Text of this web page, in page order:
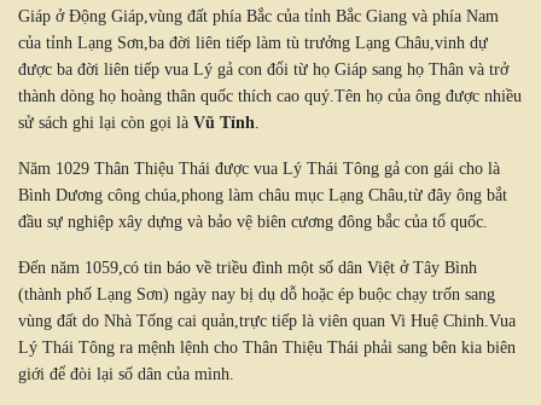
Giáp ở Động Giáp,vùng đất phía Bắc của tỉnh Bắc Giang và phía Nam
của tỉnh Lạng Sơn,ba đời liên tiếp làm tù trưởng Lạng Châu,vinh dự
được ba đời liên tiếp vua Lý gả con đổi từ họ Giáp sang họ Thân và trở
thành dòng họ hoàng thân quốc thích cao quý.Tên họ của ông được nhiều
sử sách ghi lại còn gọi là Vũ Tỉnh
Năm 1029 Thân Thiệu Thái được vua Lý Thái Tông gả con gái cho là
Bình Dương công chúa,phong làm châu mục Lạng Châu,từ đây ông bắt
đầu sự nghiệp xây dựng và bảo vệ biên cương đông bắc của tổ quốc.
Đến năm 1059,có tin báo về triều đình một số dân Việt ở Tây Bình
(thành phố Lạng Sơn) ngày nay bị dụ dỗ hoặc ép buộc chạy trốn sang
vùng đất do Nhà Tống cai quản,trực tiếp là viên quan Vi Huệ Chinh.Vua
Lý Thái Tông ra mệnh lệnh cho Thân Thiệu Thái phải sang bên kia biên
giới để đòi lại số dân của mình.